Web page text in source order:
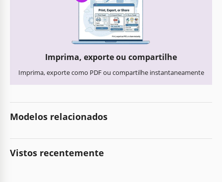
Imprima, exporte ou compartilhe
Imprima, exporte como PDF ou compartilhe instantaneamente
Modelos relacionados
Vistos recentemente